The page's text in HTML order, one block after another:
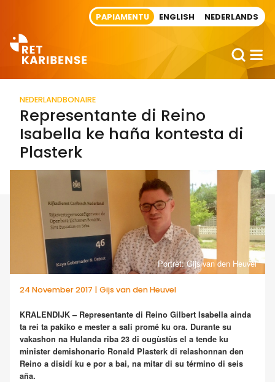
PAPIAMENTU ENGLISH NEDERLANDS
NEDERLANDBONAIRE
Representante di Reino
Isabella ke haña kontesta di
Plasterk
Portrèt: Gijs van den Heuvel
24 November 2017 | Gijs van den Heuvel
KRALENDIJK – Representante di Reino Gilbert Isabella ainda
ta rei ta pakiko e mester a sali promé ku ora. Durante su
vakashon na Hulanda riba 23 di ougùstùs el a tende ku
minister demishonario Ronald Plasterk di relashonnan den
Reino a disidí ku e por a bai, na mitar di su término di seis
aña.